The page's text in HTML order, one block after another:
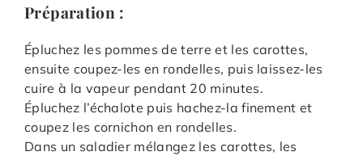
Préparation :
Épluchez les pommes de terre et les carottes,
ensuite coupez-les en rondelles, puis laissez-les
cuire à la vapeur pendant 20 minutes.
Épluchez l’échalote puis hachez-la finement et
coupez les cornichon en rondelles.
Dans un saladier mélangez les carottes, les